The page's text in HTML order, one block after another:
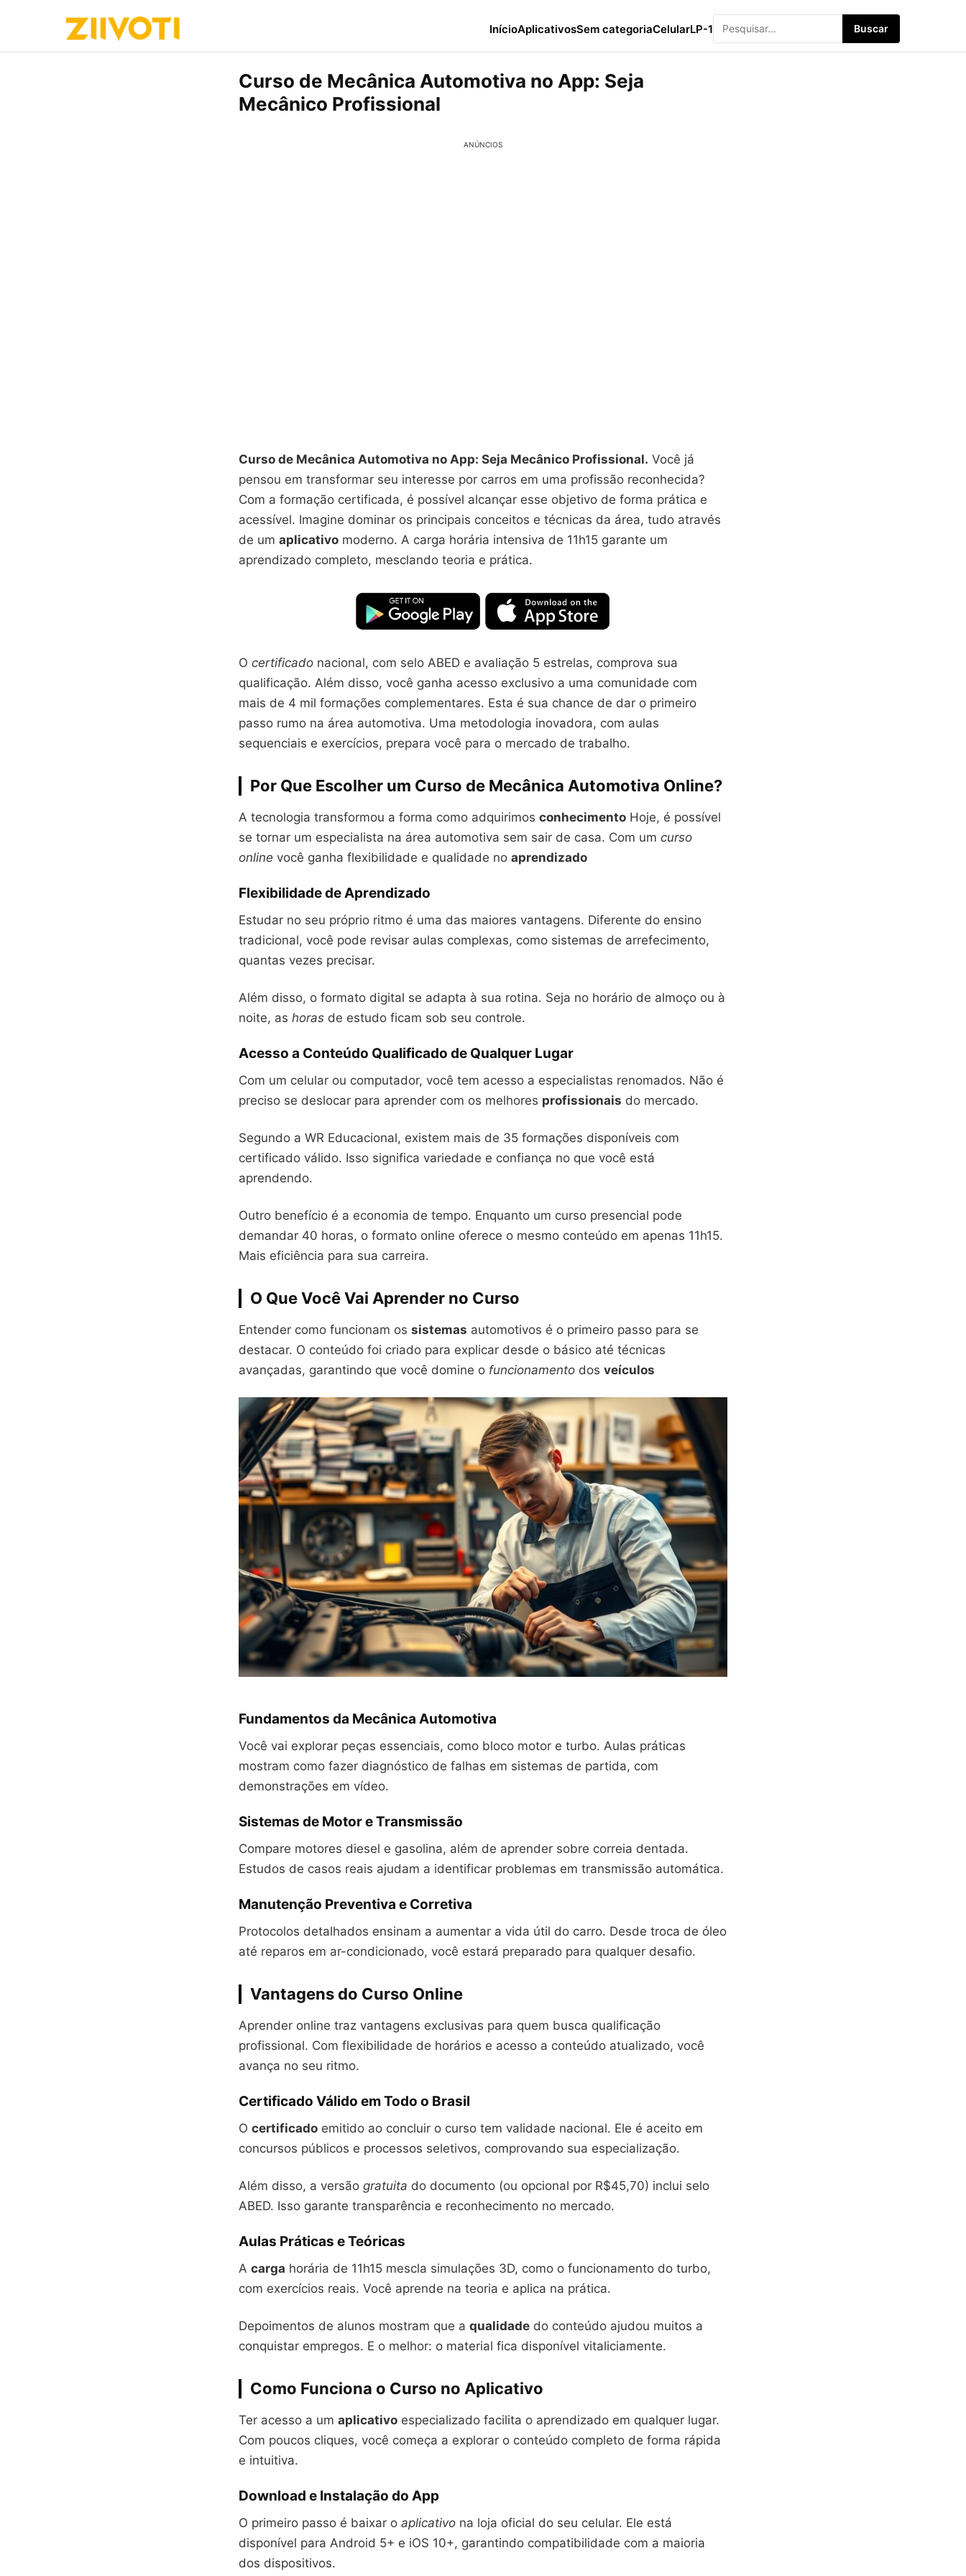
InícioAplicativosSem categoriaCelularLP-1 Buscar
Curso de Mecânica Automotiva no App: Seja
Mecânico Profissional
ANÚNCIOS
Curso de Mecânica Automotiva no App: Seja Mecânico Profissional. Você já
pensou em transformar seu interesse por carros em uma profissão reconhecida?
Com a formação certificada, é possível alcançar esse objetivo de forma prática e
acessível. Imagine dominar os principais conceitos e técnicas da área, tudo através
de um aplicativo moderno. A carga horária intensiva de 11h15 garante um
aprendizado completo, mesclando teoria e prática.
O certificado nacional, com selo ABED e avaliação 5 estrelas, comprova sua
qualificação. Além disso, você ganha acesso exclusivo a uma comunidade com
mais de 4 mil formações complementares. Esta é sua chance de dar o primeiro
passo rumo na área automotiva. Uma metodologia inovadora, com aulas
sequenciais e exercícios, prepara você para o mercado de trabalho.
Por Que Escolher um Curso de Mecânica Automotiva Online?
A tecnologia transformou a forma como adquirimos conhecimento Hoje, é possível
se tornar um especialista na área automotiva sem sair de casa. Com um curso
online você ganha flexibilidade e qualidade no aprendizado
Flexibilidade de Aprendizado
Estudar no seu próprio ritmo é uma das maiores vantagens. Diferente do ensino
tradicional, você pode revisar aulas complexas, como sistemas de arrefecimento,
quantas vezes precisar.
Além disso, o formato digital se adapta à sua rotina. Seja no horário de almoço ou à
noite, as horas de estudo ficam sob seu controle.
Acesso a Conteúdo Qualificado de Qualquer Lugar
Com um celular ou computador, você tem acesso a especialistas renomados. Não é
preciso se deslocar para aprender com os melhores profissionais do mercado.
Segundo a WR Educacional, existem mais de 35 formações disponíveis com
certificado válido. Isso significa variedade e confiança no que você está
aprendendo.
Outro benefício é a economia de tempo. Enquanto um curso presencial pode
demandar 40 horas, o formato online oferece o mesmo conteúdo em apenas 11h15.
Mais eficiência para sua carreira.
O Que Você Vai Aprender no Curso
Entender como funcionam os sistemas automotivos é o primeiro passo para se
destacar. O conteúdo foi criado para explicar desde o básico até técnicas
avançadas, garantindo que você domine o funcionamento dos veículos
Fundamentos da Mecânica Automotiva
Você vai explorar peças essenciais, como bloco motor e turbo. Aulas práticas
mostram como fazer diagnóstico de falhas em sistemas de partida, com
demonstrações em vídeo.
Sistemas de Motor e Transmissão
Compare motores diesel e gasolina, além de aprender sobre correia dentada.
Estudos de casos reais ajudam a identificar problemas em transmissão automática.
Manutenção Preventiva e Corretiva
Protocolos detalhados ensinam a aumentar a vida útil do carro. Desde troca de óleo
até reparos em ar-condicionado, você estará preparado para qualquer desafio.
Vantagens do Curso Online
Aprender online traz vantagens exclusivas para quem busca qualificação
profissional. Com flexibilidade de horários e acesso a conteúdo atualizado, você
avança no seu ritmo.
Certificado Válido em Todo o Brasil
O certificado emitido ao concluir o curso tem validade nacional. Ele é aceito em
concursos públicos e processos seletivos, comprovando sua especialização.
Além disso, a versão gratuita do documento (ou opcional por R$45,70) inclui selo
ABED. Isso garante transparência e reconhecimento no mercado.
Aulas Práticas e Teóricas
A carga horária de 11h15 mescla simulações 3D, como o funcionamento do turbo,
com exercícios reais. Você aprende na teoria e aplica na prática.
Depoimentos de alunos mostram que a qualidade do conteúdo ajudou muitos a
conquistar empregos. E o melhor: o material fica disponível vitaliciamente.
Como Funciona o Curso no Aplicativo
Ter acesso a um aplicativo especializado facilita o aprendizado em qualquer lugar.
Com poucos cliques, você começa a explorar o conteúdo completo de forma rápida
e intuitiva.
Download e Instalação do App
O primeiro passo é baixar o aplicativo na loja oficial do seu celular. Ele está
disponível para Android 5+ e iOS 10+, garantindo compatibilidade com a maioria
dos dispositivos.